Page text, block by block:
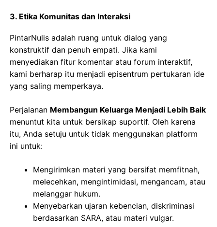
3. Etika Komunitas dan Interaksi
PintarNulis adalah ruang untuk dialog yang
konstruktif dan penuh empati. Jika kami
menyediakan fitur komentar atau forum interaktif,
kami berharap itu menjadi episentrum pertukaran ide
yang saling memperkaya.
Perjalanan Membangun Keluarga Menjadi Lebih Baik
menuntut kita untuk bersikap suportif. Oleh karena
itu, Anda setuju untuk tidak menggunakan platform
ini untuk:
Mengirimkan materi yang bersifat memfitnah,
melecehkan, mengintimidasi, mengancam, atau
melanggar hukum.
Menyebarkan ujaran kebencian, diskriminasi
berdasarkan SARA, atau materi vulgar.